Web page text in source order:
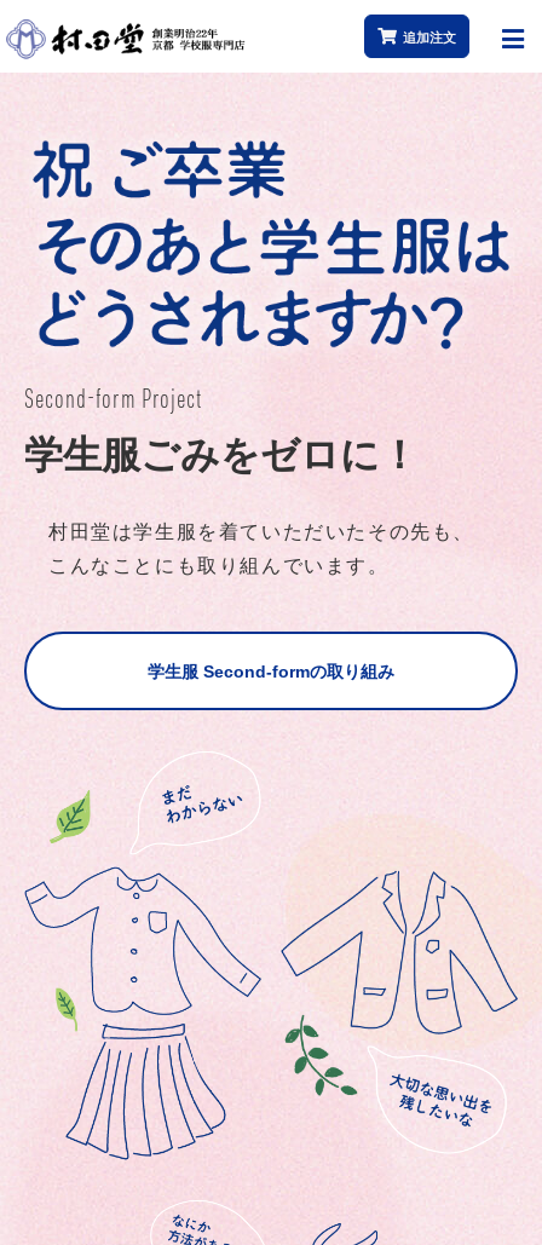
追加注文
Second-form Project
学生服ごみをゼロに！
村田堂は学生服を着ていただいたその先も、
こんなことにも取り組んでいます。
学生服 Second-formの取り組み